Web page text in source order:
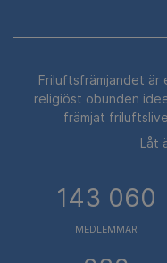
Friluftsfrämjandet är
religiöst obunden
främjat
Låt
143 060
MEDLEMMAR